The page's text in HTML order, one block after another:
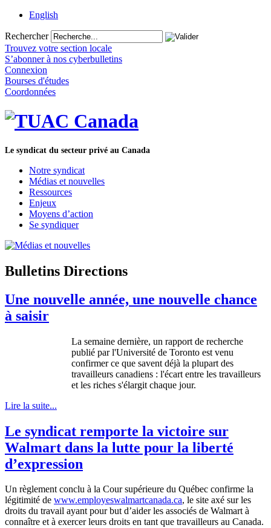
English
Rechercher
Trouvez votre section locale
S’abonner à nos cyberbulletins
Connexion
Bourses d'études
Coordonnées
Le syndicat du secteur privé au Canada
Notre syndicat
Médias et nouvelles
Ressources
Enjeux
Moyens d’action
Se syndiquer
Bulletins Directions
Une nouvelle année, une nouvelle chance
à saisir
La semaine dernière, un rapport de recherche
publié par l'Université de Toronto est venu
confirmer ce que savent déjà la plupart des
travailleurs canadiens : l'écart entre les travailleurs
et les riches s'élargit chaque jour.
Lire la suite...
Le syndicat remporte la victoire sur
Walmart dans la lutte pour la liberté
d’expression
Un règlement conclu à la Cour supérieure du Québec confirme la
légitimité de www.employeswalmartcanada.ca, le site axé sur les
droits du travail ayantpour butd’aider les associés de Walmartà
connaître età exercer leurs droits en tant que travailleurs au Canada.